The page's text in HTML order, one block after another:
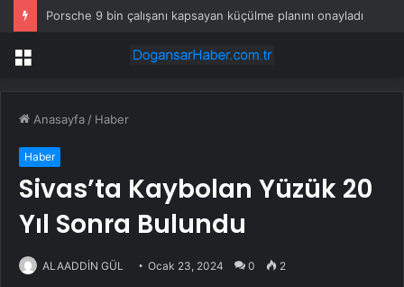
Porsche 9 bin çalışanı kapsayan küçülme planını onayladı
Menü
Anasayfa / Haber
Haber
Sivas’ta Kaybolan Yüzük 20
Yıl Sonra Bulundu
ALAADDİN GÜL Ocak 23, 2024 0 2